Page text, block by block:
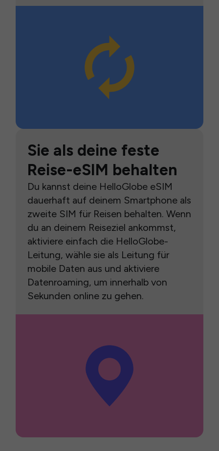
Sie als deine feste
Reise-eSIM behalten
Du kannst deine HelloGlobe eSIM
dauerhaft auf deinem Smartphone als
zweite SIM für Reisen behalten. Wenn
du an deinem Reiseziel ankommst,
aktiviere einfach die HelloGlobe-
Leitung, wähle sie als Leitung für
mobile Daten aus und aktiviere
Datenroaming, um innerhalb von
Sekunden online zu gehen.